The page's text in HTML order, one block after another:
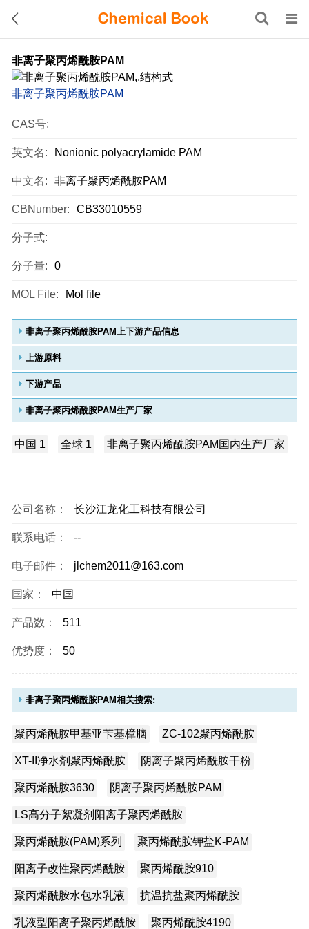
非离子聚丙烯酰胺PAM
非离子聚丙烯酰胺PAM
CAS号:
英文名: Nonionic polyacrylamide PAM
中文名: 非离子聚丙烯酰胺PAM
CBNumber: CB33010559
分子式:
分子量: 0
MOL File: Mol file
非离子聚丙烯酰胺PAM上下游产品信息
上游原料
下游产品
非离子聚丙烯酰胺PAM生产厂家
中国 1 全球 1 非离子聚丙烯酰胺PAM国内生产厂家
公司名称： 长沙江龙化工科技有限公司
联系电话： --
电子邮件： jlchem2011@163.com
国家： 中国
产品数： 511
优势度： 50
非离子聚丙烯酰胺PAM相关搜索:
聚丙烯酰胺甲基亚苄基樟脑 ZC-102聚丙烯酰胺
XT-II净水剂聚丙烯酰胺 阴离子聚丙烯酰胺干粉
聚丙烯酰胺3630 阴离子聚丙烯酰胺PAM
LS高分子絮凝剂阳离子聚丙烯酰胺
聚丙烯酰胺(PAM)系列 聚丙烯酰胺钾盐K-PAM
阳离子改性聚丙烯酰胺 聚丙烯酰胺910
聚丙烯酰胺水包水乳液 抗温抗盐聚丙烯酰胺
乳液型阳离子聚丙烯酰胺 聚丙烯酰胺4190